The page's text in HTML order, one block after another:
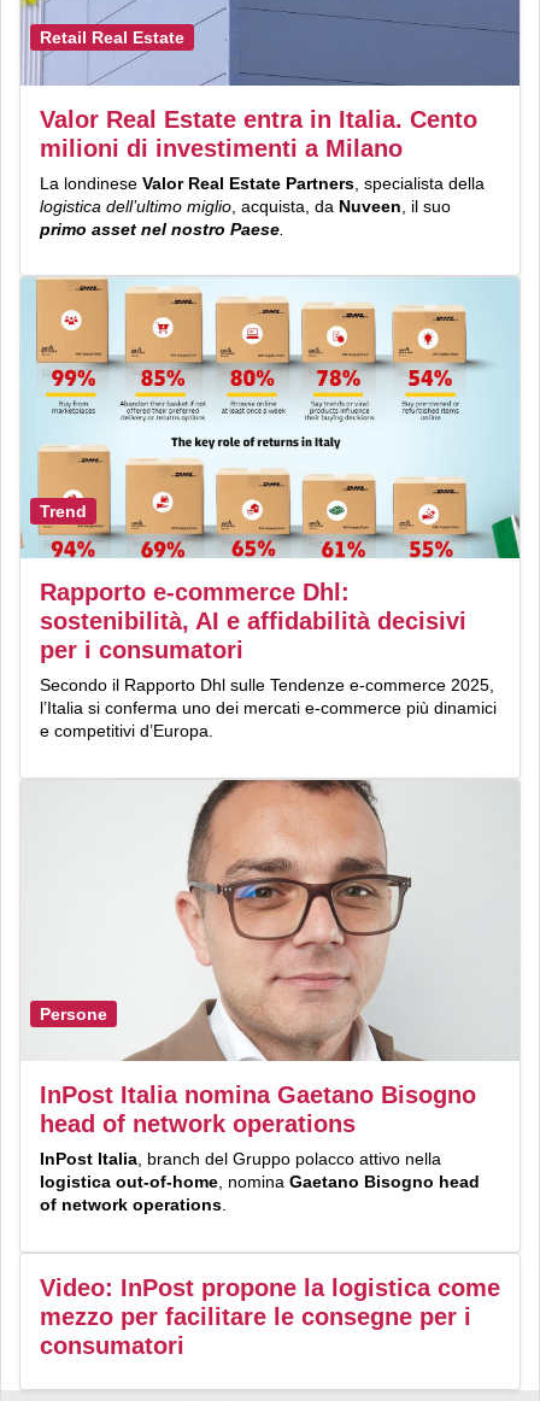
Retail Real Estate
Valor Real Estate entra in Italia. Cento
milioni di investimenti a Milano
La londinese Valor Real Estate Partners , specialista della
logistica dell’ultimo miglio , acquista, da Nuveen , il suo
primo asset nel nostro Paese
Trend
Rapporto e-commerce Dhl:
sostenibilità, AI e affidabilità decisivi
per i consumatori
Secondo il Rapporto Dhl sulle Tendenze e-commerce 2025,
l’Italia si conferma uno dei mercati e-commerce più dinamici
e competitivi d’Europa.
Persone
InPost Italia nomina Gaetano Bisogno
head of network operations
InPost Italia , branch del Gruppo polacco attivo nella
logistica out-of-home , nomina Gaetano Bisogno head
of network operations
Video: InPost propone la logistica come
mezzo per facilitare le consegne per i
consumatori